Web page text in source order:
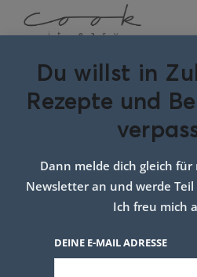
dip
Du willst in
Rezepte und
Dann melde dich gleich
Newsletter an und werde
Ich freu mich
DEINE E-MAIL ADRESSE